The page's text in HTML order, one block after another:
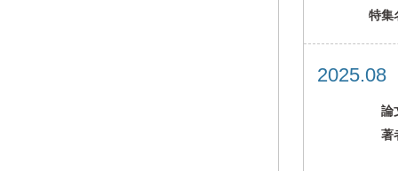
特集
論
著